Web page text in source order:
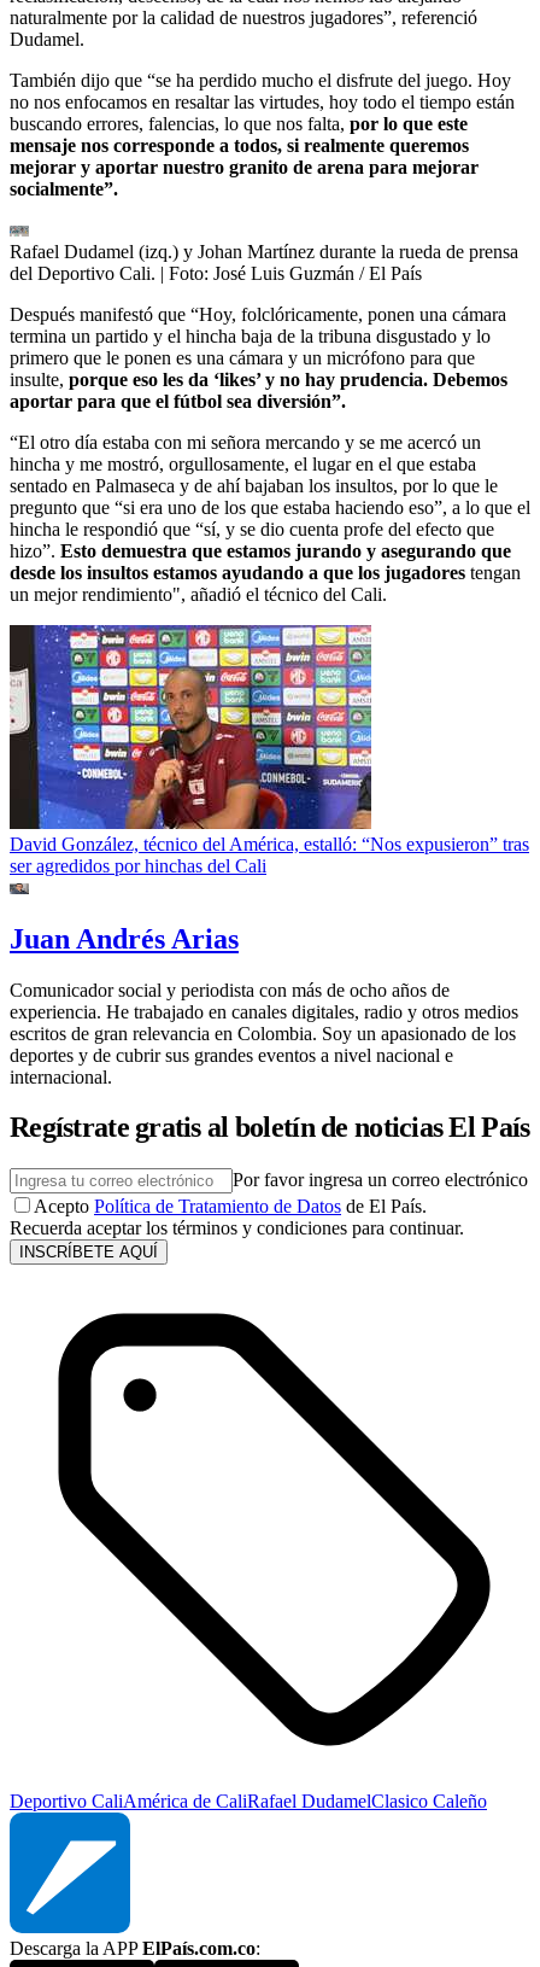
naturalmente por la calidad de nuestros jugadores”, referenció
Dudamel.
También dijo que “se ha perdido mucho el disfrute del juego. Hoy
no nos enfocamos en resaltar las virtudes, hoy todo el tiempo están
buscando errores, falencias, lo que nos falta, por lo que este
mensaje nos corresponde a todos, si realmente queremos
mejorar y aportar nuestro granito de arena para mejorar
socialmente”.
Rafael Dudamel (izq.) y Johan Martínez durante la rueda de prensa
del Deportivo Cali. | Foto: José Luis Guzmán / El País
Después manifestó que “Hoy, folclóricamente, ponen una cámara
termina un partido y el hincha baja de la tribuna disgustado y lo
primero que le ponen es una cámara y un micrófono para que
insulte, porque eso les da ‘likes’ y no hay prudencia. Debemos
aportar para que el fútbol sea diversión”.
“El otro día estaba con mi señora mercando y se me acercó un
hincha y me mostró, orgullosamente, el lugar en el que estaba
sentado en Palmaseca y de ahí bajaban los insultos, por lo que le
pregunto que “si era uno de los que estaba haciendo eso”, a lo que el
hincha le respondió que “sí, y se dio cuenta profe del efecto que
hizo”. Esto demuestra que estamos jurando y asegurando que
desde los insultos estamos ayudando a que los jugadores tengan
un mejor rendimiento", añadió el técnico del Cali.
David González, técnico del América, estalló: “Nos expusieron” tras
ser agredidos por hinchas del Cali
Juan Andrés Arias
Comunicador social y periodista con más de ocho años de
experiencia. He trabajado en canales digitales, radio y otros medios
escritos de gran relevancia en Colombia. Soy un apasionado de los
deportes y de cubrir sus grandes eventos a nivel nacional e
internacional.
Regístrate gratis al boletín de noticias El País
Por favor ingresa un correo electrónico
Acepto Política de Tratamiento de Datos de El País.
Recuerda aceptar los términos y condiciones para continuar.
INSCRÍBETE AQUÍ
Deportivo CaliAmérica de CaliRafael DudamelClasico Caleño
Descarga la APPElPaís.com.co: